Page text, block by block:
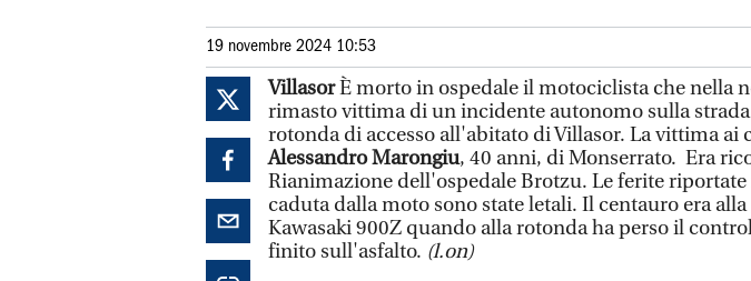
19 novembre 2024 10:53
VillasorÈ morto in ospedale il motociclista che nella
rimasto vittima di un incidente autonomo sulla
rotonda di accesso all'abitato di Villasor. La vittima ai
Alessandro Marongiu, 40 anni, di Monserrato. Era
Rianimazione dell'ospedale Brotzu. Le ferite riportate
caduta dalla moto sono state letali. Il centauro era
Kawasaki 900Z quando alla rotonda ha perso il
finito sull'asfalto. (l.on)